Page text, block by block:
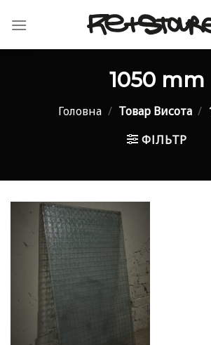
1050 mm
Головна / Товар Висота /
ФІЛЬТР